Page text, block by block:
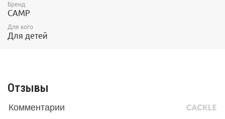
Один размер.
Сертификаты: CE, UIAA
Бренд
CAMP
Для кого
Для детей
Отзывы
Комментарии